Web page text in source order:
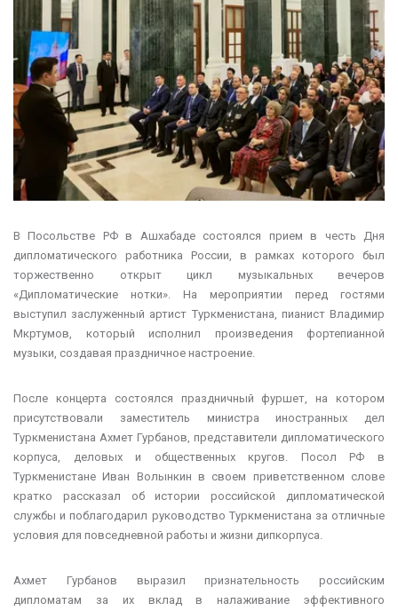
В Посольстве РФ в Ашхабаде состоялся прием в честь Дня
дипломатического работника России, в рамках которого был
торжественно открыт цикл музыкальных вечеров
«Дипломатические нотки». На мероприятии перед гостями
выступил заслуженный артист Туркменистана, пианист Владимир
Мкртумов, который исполнил произведения фортепианной
музыки, создавая праздничное настроение.
После концерта состоялся праздничный фуршет, на котором
присутствовали заместитель министра иностранных дел
Туркменистана Ахмет Гурбанов, представители дипломатического
корпуса, деловых и общественных кругов. Посол РФ в
Туркменистане Иван Волынкин в своем приветственном слове
кратко рассказал об истории российской дипломатической
службы и поблагодарил руководство Туркменистана за отличные
условия для повседневной работы и жизни дипкорпуса.
Ахмет Гурбанов выразил признательность российским
дипломатам за их вклад в налаживание эффективного